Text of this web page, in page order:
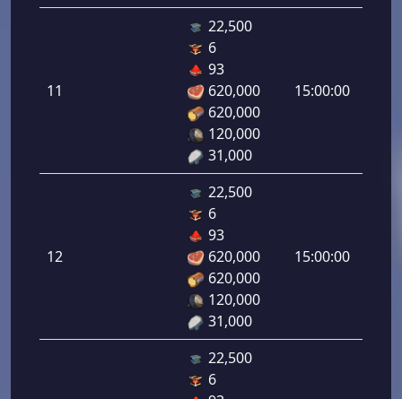
11
22,500
6
93
620,000
620,000
120,000
31,000
15:00:00
12
22,500
6
93
620,000
620,000
120,000
31,000
15:00:00
22,500
6